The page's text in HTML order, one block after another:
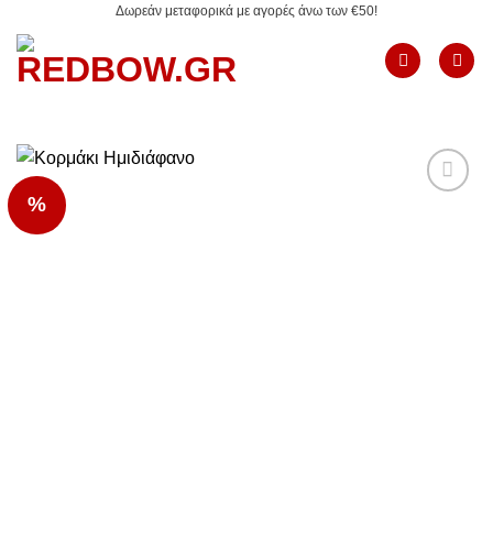
στο
περιεχόμενο
Δωρεάν μεταφορικά με αγορές άνω των €50!
%